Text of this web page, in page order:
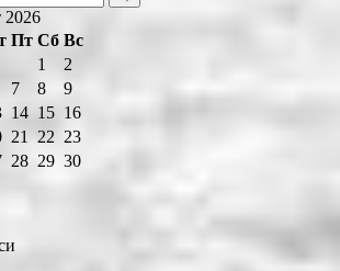
2026
Пт Сб Вс
1
2
7 8
9
14 15 16
21 22 23
28 29 30